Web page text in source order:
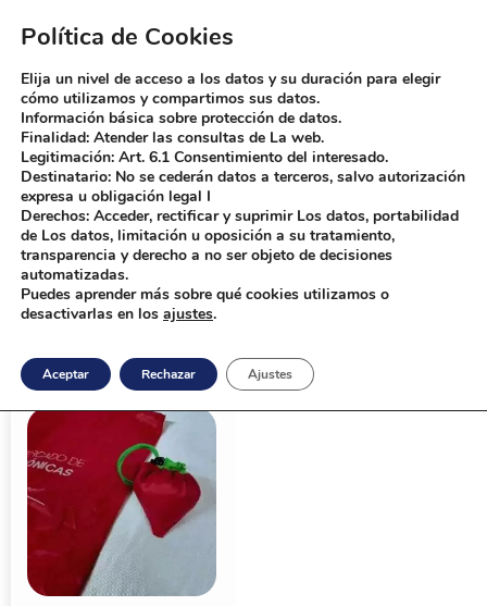
Bolsas Boddy
Fabrica de bolsas personalizadas
Home Productos ecologicas
ecologicas
Política de Cookies
Elija un nivel de acceso a los datos y su duración para elegir
cómo utilizamos y compartimos sus datos.
Información básica sobre protección de datos.
Finalidad: Atender las consultas de La web.
Legitimación: Art. 6.1 Consentimiento del interesado.
Destinatario: No se cederán datos a terceros, salvo autorización
expresa u obligación legal I
Derechos: Acceder, rectificar y suprimir Los datos, portabilidad
de Los datos, limitación u oposición a su tratamiento,
transparencia y derecho a no ser objeto de decisiones
automatizadas.
Puedes aprender más sobre qué cookies utilizamos o
desactivarlas en los ajustes.
Aceptar Rechazar Ajustes